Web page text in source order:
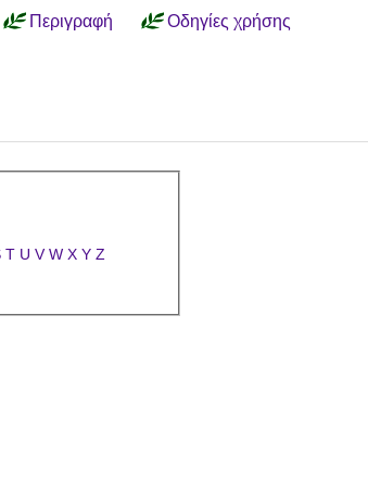
Περιγραφή Οδηγίες χρήσης
T U V W X Y Z